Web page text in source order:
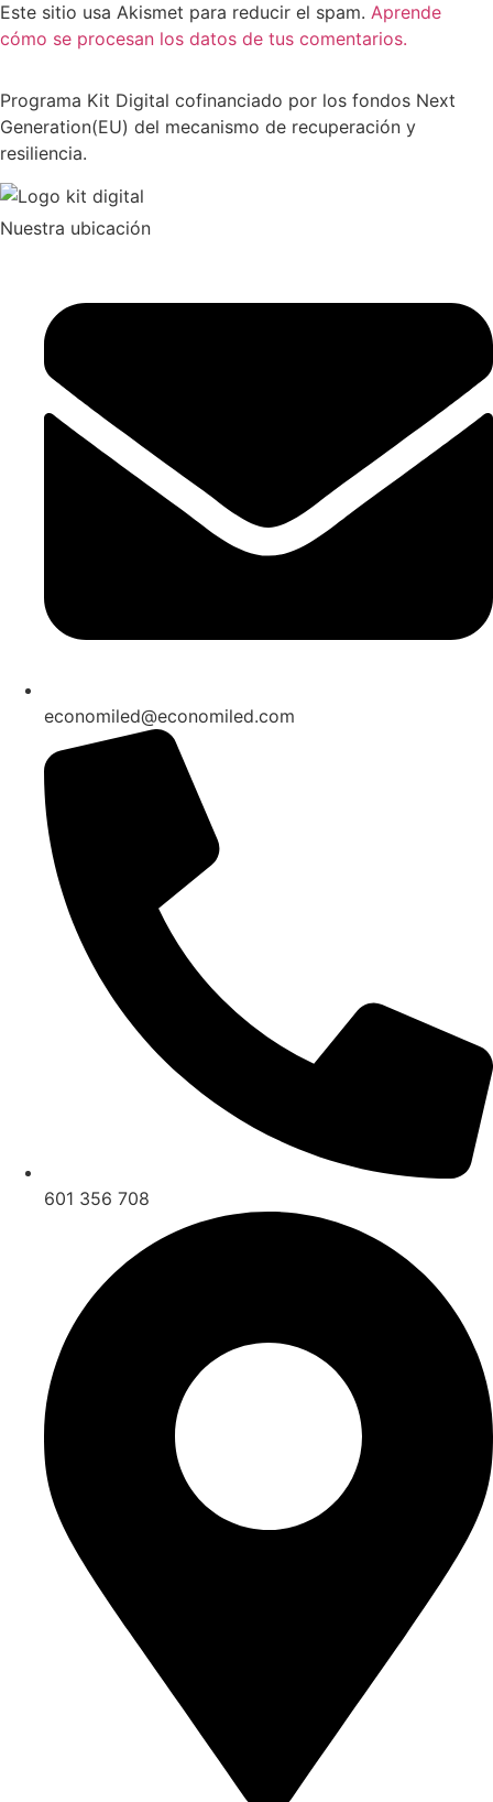
Este sitio usa Akismet para reducir el spam. Aprende
cómo se procesan los datos de tus comentarios.
Programa Kit Digital cofinanciado por los fondos Next
Generation(EU) del mecanismo de recuperación y
resiliencia.
Nuestra ubicación
economiled@economiled.com
601 356 708